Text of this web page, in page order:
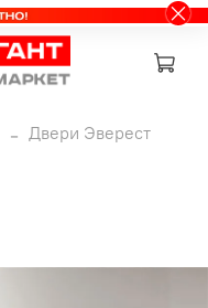
Двери Эверест